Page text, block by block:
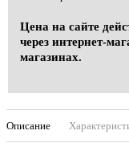
Цена на сайте
через интернет-
магазинах.
Описание